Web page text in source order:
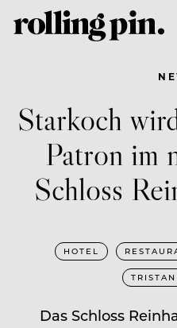
Starkoch
Patron im
Schloss
HOTEL
Das Schloss